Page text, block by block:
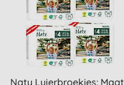
Naty Luierbroekjes: Maat